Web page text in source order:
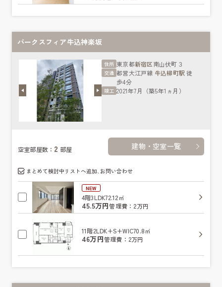
パークスフィア牛込神楽坂
住所 東京都新宿区南山伏町３
交通 都営大江戸線 牛込柳町駅 徒
歩4分
竣工 2021年7月（築5年1ヵ月）
空室部屋数： 2 部屋 建物・空室一覧
まとめて検討中リストへ追加､お問い合わせ
NEW
4階3LDK72.12㎡
45.5万円管理費：2万円
11階2LDK+S+WIC70.8㎡
46万円管理費：2万円